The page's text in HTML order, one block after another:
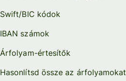
Swift/BIC kódok
IBAN számok
Árfolyam-értesítők
Hasonlítsd össze az árfolyamokat